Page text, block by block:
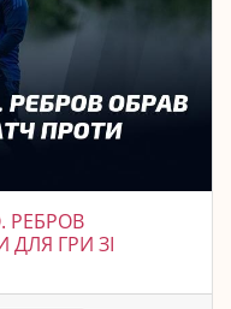
РЕБРОВ
ГРИ ЗІ